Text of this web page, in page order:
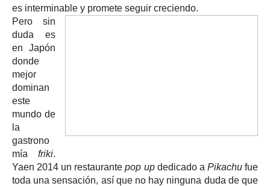
es interminable y promete seguir creciendo.
Pero sin
duda es
en Japón
donde
mejor
dominan
este
mundo de
la
gastrono
mía friki.
Yaen 2014 un restaurantepop updedicado a Pikachufue
toda una sensación, así que no hay ninguna duda de que